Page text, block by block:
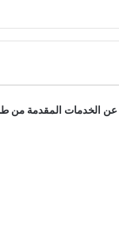
الخدمات المقدمة من